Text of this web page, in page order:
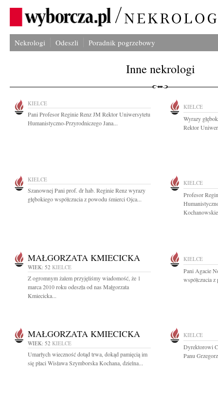
Nekrologi Odeszli Poradnik pogrzebowy
Inne nekrologi
KIELCE
Pani Profesor Reginie Renz JM Rektor Uniwersytetu
Humanistyczno-Przyrodniczego Jana...
KIELCE
Wyrazy
Rektor
KIELCE
Szanownej Pani prof. dr hab. Reginie Renz wyrazy
głębokiego współczucia z powodu śmierci Ojca...
KIELCE
Profesor
MAŁGORZATA KMIECICKA
WIEK: 52 KIELCE
Z ogromnym żalem przyjęliśmy wiadomość, że 1
marca 2010 roku odeszła od nas Małgorzata
Kmiecicka...
KIELCE
Pani Agacie
współczucia
MAŁGORZATA KMIECICKA
WIEK: 52 KIELCE
Umarłych wieczność dotąd trwa, dokąd pamięcią im
się płaci Wisława Szymborska Kochana, dzielna...
KIELCE
Dyrektorowi
Panu